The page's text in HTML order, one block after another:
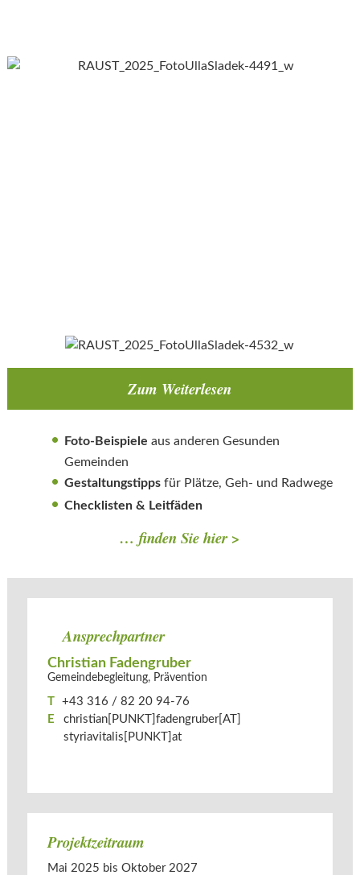
Zum Weiterlesen
Foto-Beispiele aus anderen Gesunden
Gemeinden
Gestaltungstipps für Plätze, Geh- und Radwege
Checklisten & Leitfäden
… finden Sie hier >
Ansprechpartner
Christian Fadengruber
Gemeindebegleitung, Prävention
T +43 316 / 82 20 94-76
E
christian[PUNKT]fadengruber[AT]​
styriavitalis[PUNKT]at
Projektzeitraum
Mai 2025 bis Oktober 2027